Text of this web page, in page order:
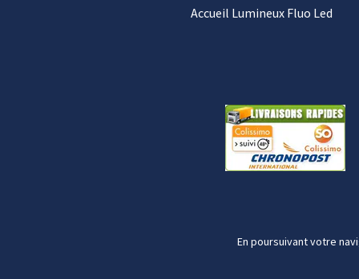
Accueil Lumineux Fluo Led
En poursuivant votre